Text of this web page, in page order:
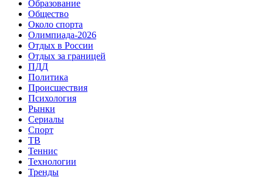
Образование
Общество
Около спорта
Олимпиада-2026
Отдых в России
Отдых за границей
ПДД
Политика
Происшествия
Психология
Рынки
Сериалы
Спорт
ТВ
Теннис
Технологии
Тренды